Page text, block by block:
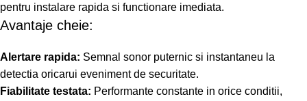
pentru instalare rapida si functionare imediata.
Avantaje cheie:
Alertare rapida: Semnal sonor puternic si instantaneu la
detectia oricarui eveniment de securitate.
Fiabilitate testata: Performante constante in orice conditii,